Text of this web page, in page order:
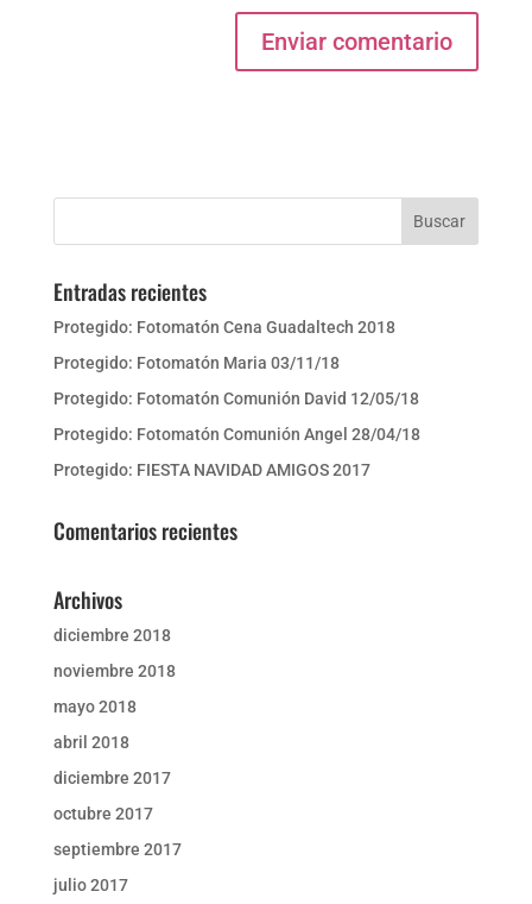
Entradas recientes
Protegido: Fotomatón Cena Guadaltech 2018
Protegido: Fotomatón Maria 03/11/18
Protegido: Fotomatón Comunión David 12/05/18
Protegido: Fotomatón Comunión Angel 28/04/18
Protegido: FIESTA NAVIDAD AMIGOS 2017
Comentarios recientes
Archivos
diciembre 2018
noviembre 2018
mayo 2018
abril 2018
diciembre 2017
octubre 2017
septiembre 2017
julio 2017